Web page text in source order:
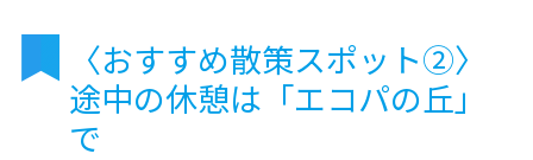
〈おすすめ散策スポット②〉
途中の休憩は「エコパの丘」
で